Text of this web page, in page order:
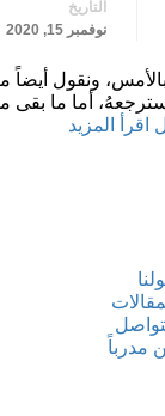
التاريخ
نوفمبر 15, 2020
ونقول
أما ما بقى
اقرأ المزيد
مدرباً